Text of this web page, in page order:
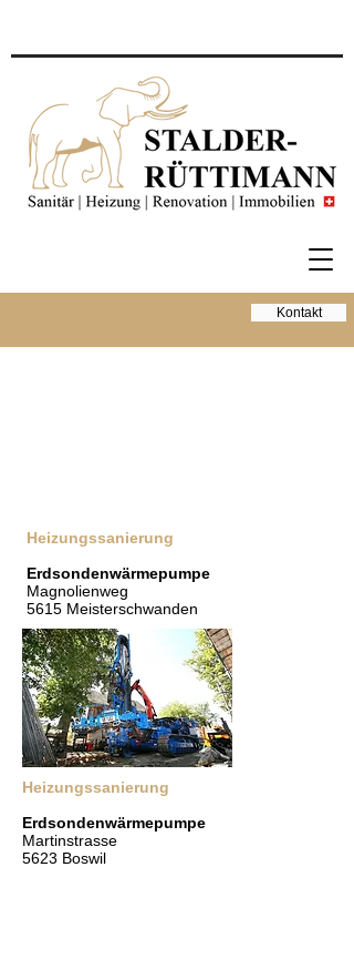
Kontakt
Heizungssanierung
Erdsondenwärmepumpe
Magnolienweg
5615 Meisterschwanden
Heizungssanierung
Erdsondenwärmepumpe
Martinstrasse
5623 Boswil